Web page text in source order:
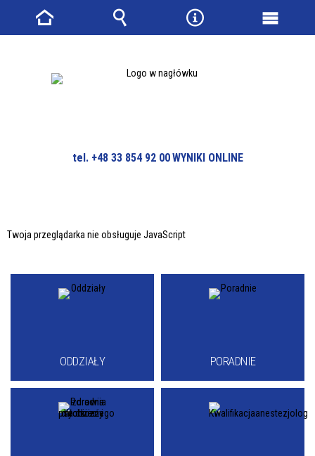
tel. +48 33 854 92 00WYNIKI ONLINE
Twoja przeglądarka nie obsługuje JavaScript
ODDZIAŁY PORADNIE
Strona
WyszukiwarkaNarzędziaMenu